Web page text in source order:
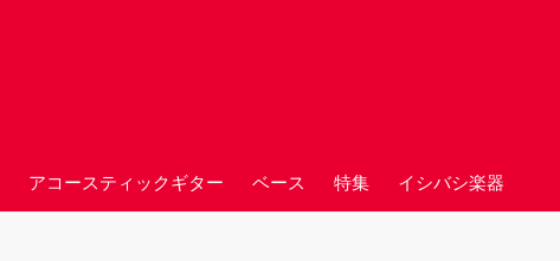
アコースティックギター ベース 特集 イシバシ楽器